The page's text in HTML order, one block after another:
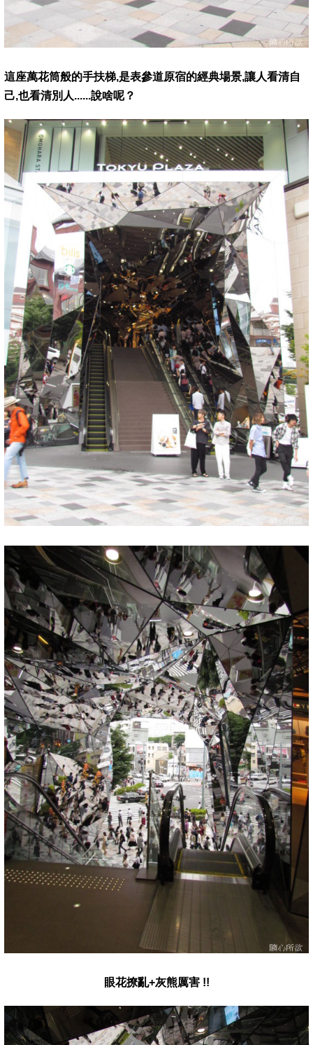
這座萬花筒般的手扶梯,是表參道原宿的經典場景,讓人看清自
己,也看清別人......說啥呢？
眼花撩亂+灰熊厲害 !!